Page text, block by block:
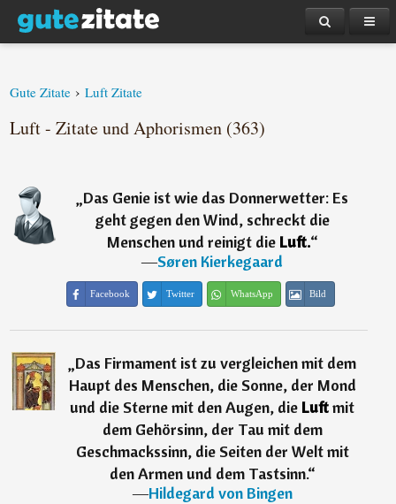
Gute Zitate › Luft Zitate
Luft - Zitate und Aphorismen (363)
„Das Genie ist wie das Donnerwetter: Es
geht gegen den Wind, schreckt die
Menschen und reinigt dieLuft.“
―Søren Kierkegaard
Facebook Twitter WhatsApp Bild
„Das Firmament ist zu vergleichen mit dem
Haupt des Menschen, die Sonne, der Mond
und die Sterne mit den Augen, die Luftmit
dem Gehörsinn, der Tau mit dem
Geschmackssinn, die Seiten der Welt mit
den Armen und dem Tastsinn.“
―Hildegard von Bingen